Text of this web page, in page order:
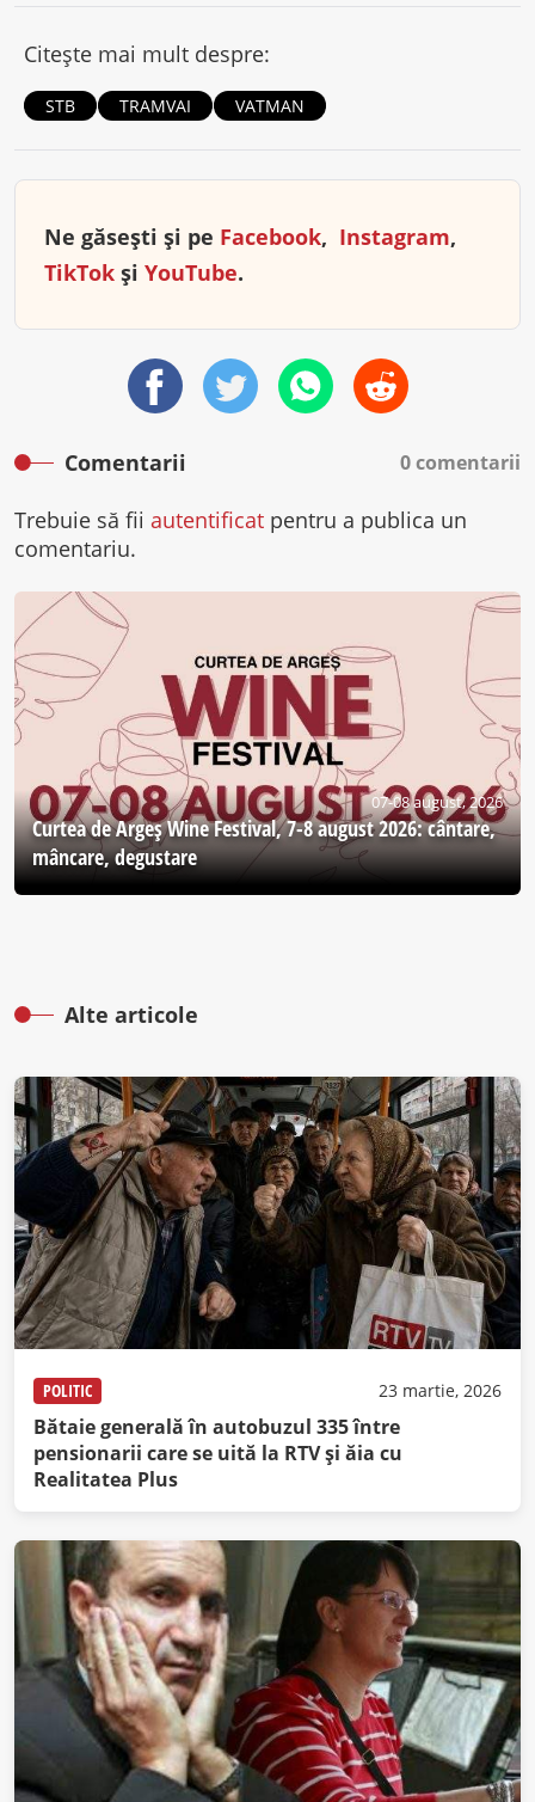
Citește mai mult despre:
STB TRAMVAI VATMAN
Ne găsești și pe Facebook, Instagram,
TikTok și YouTube.
Comentarii 0 comentarii
Trebuie să fii autentificat pentru a publica un
comentariu.
07-08 august, 2026
Curtea de Argeş Wine Festival, 7-8 august 2026: cântare,
mâncare, degustare
Alte articole
POLITIC 23 martie, 2026
Bătaie generală în autobuzul 335 între
pensionarii care se uită la RTV şi ăia cu
Realitatea Plus